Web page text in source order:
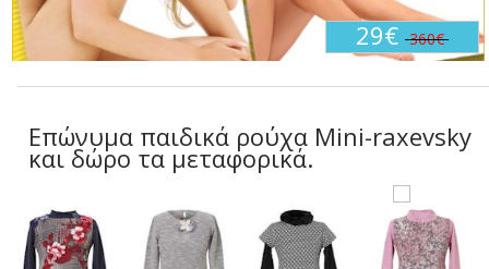
29€ 360€
Επώνυμα παιδικά ρούχα Mini-raxevsky
και δώρο τα μεταφορικά.